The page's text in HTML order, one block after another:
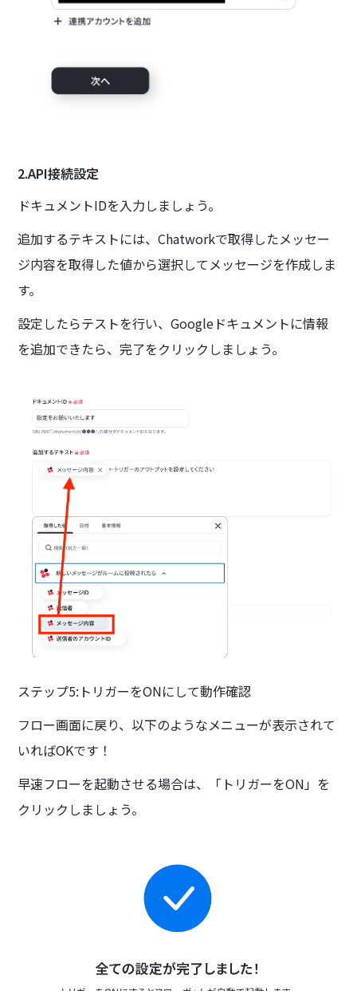
2.API接続設定
ドキュメントIDを入力しましょう。
追加するテキストには、Chatworkで取得したメッセー
ジ内容を取得した値から選択してメッセージを作成しま
す。
設定したらテストを行い、Googleドキュメントに情報
を追加できたら、完了をクリックしましょう。
ステップ5:トリガーをONにして動作確認
フロー画面に戻り、以下のようなメニューが表示されて
いればOKです！
早速フローを起動させる場合は、「トリガーをON」を
クリックしましょう。